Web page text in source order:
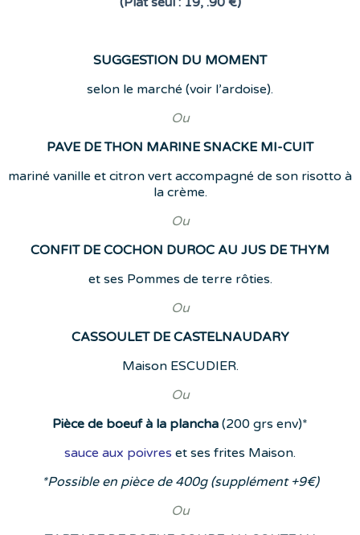
SUGGESTION DU MOMENT
selon le marché (voir l’ardoise).
Ou
PAVE DE THON MARINE SNACKE MI-CUIT
mariné vanille et citron vert accompagné de son risotto à
la crème.
Ou
CONFIT DE COCHON DUROC AU JUS DE THYM
et ses Pommes de terre rôties.
Ou
CASSOULET DE CASTELNAUDARY
Maison ESCUDIER.
Ou
Pièce de boeuf à la plancha (200 grs env)*
sauce aux poivres et ses frites Maison.
*Possible en pièce de 400g (supplément +9€)
Ou